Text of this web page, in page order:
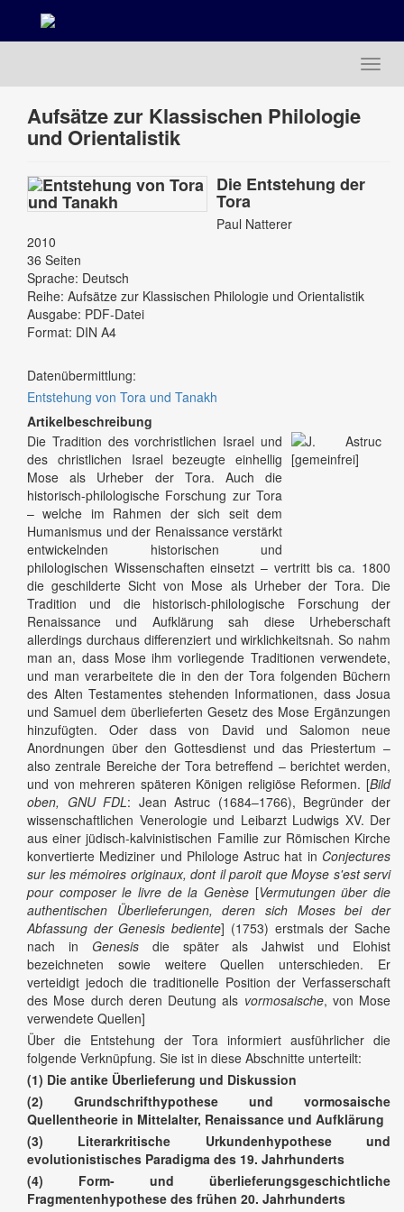
Aufsätze zur Klassischen Philologie
und Orientalistik
Die Entstehung der
Tora
Paul Natterer
2010
36 Seiten
Sprache: Deutsch
Reihe: Aufsätze zur Klassischen Philologie und Orientalistik
Ausgabe: PDF-Datei
Format: DIN A4
Datenübermittlung:
Entstehung von Tora und Tanakh
Artikelbeschreibung
Die Tradition des vorchristlichen Israel und
des christlichen Israel bezeugte einhellig
Mose als Urheber der Tora. Auch die
historisch-philologische Forschung zur Tora
– welche im Rahmen der sich seit dem
Humanismus und der Renaissance verstärkt
entwickelnden historischen und
philologischen Wissenschaften einsetzt – vertritt bis ca. 1800
die geschilderte Sicht von Mose als Urheber der Tora. Die
Tradition und die historisch-philologische Forschung der
Renaissance und Aufklärung sah diese Urheberschaft
allerdings durchaus differenziert und wirklichkeitsnah. So nahm
man an, dass Mose ihm vorliegende Traditionen verwendete,
und man verarbeitete die in den der Tora folgenden Büchern
des Alten Testamentes stehenden Informationen, dass Josua
und Samuel dem überlieferten Gesetz des Mose Ergänzungen
hinzufügten. Oder dass von David und Salomon neue
Anordnungen über den Gottesdienst und das Priestertum –
also zentrale Bereiche der Tora betreffend – berichtet werden,
und von mehreren späteren Königen religiöse Reformen. [Bild
oben, GNU FDL: Jean Astruc (1684–1766), Begründer der
wissenschaftlichen Venerologie und Leibarzt Ludwigs XV. Der
aus einer jüdisch-kalvinistischen Familie zur Römischen Kirche
konvertierte Mediziner und Philologe Astruc hat in Conjectures
sur les mémoires originaux, dont il paroit que Moyse s'est servi
pour composer le livre de la Genèse [Vermutungen über die
authentischen Überlieferungen, deren sich Moses bei der
Abfassung der Genesis bediente] (1753) erstmals der Sache
nach in Genesisdie später als Jahwist und Elohist
bezeichneten sowie weitere Quellen unterschieden. Er
verteidigt jedoch die traditionelle Position der Verfasserschaft
des Mose durch deren Deutung als vormosaische, von Mose
verwendete Quellen]
Über die Entstehung der Tora informiert ausführlicher die
folgende Verknüpfung. Sie ist in diese Abschnitte unterteilt:
(1) Die antike Überlieferung und Diskussion
(2) Grundschrifthypothese und vormosaische
Quellentheorie in Mittelalter, Renaissance und Aufklärung
(3) Literarkritische Urkundenhypothese und
evolutionistisches Paradigma des 19. Jahrhunderts
(4) Form- und überlieferungsgeschichtliche
Fragmentenhypothese des frühen 20. Jahrhunderts